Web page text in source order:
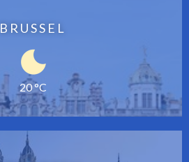
BRUSSEL
20 °C